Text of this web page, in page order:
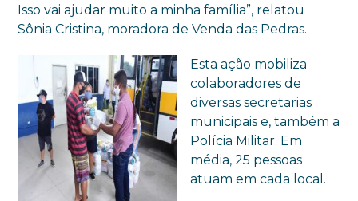
Isso vai ajudar muito a minha família”, relatou
Sônia Cristina, moradora de Venda das Pedras.
Esta ação mobiliza
colaboradores de
diversas secretarias
municipais e, também a
Polícia Militar. Em
média, 25 pessoas
atuam em cada local.